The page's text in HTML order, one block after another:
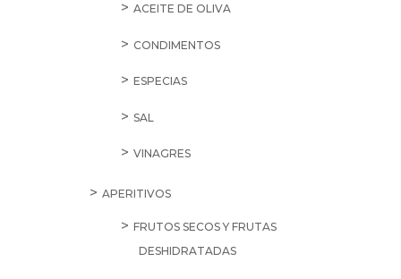
ACEITE DE OLIVA
CONDIMENTOS
ESPECIAS
SAL
VINAGRES
APERITIVOS
FRUTOS SECOS Y FRUTAS
DESHIDRATADAS